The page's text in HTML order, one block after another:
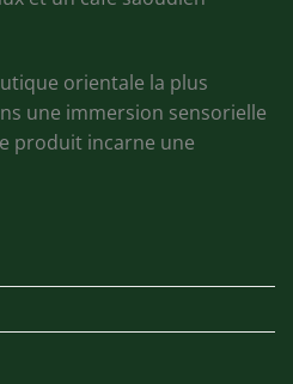
orientale la plus
une immersion sensorielle
produit incarne une